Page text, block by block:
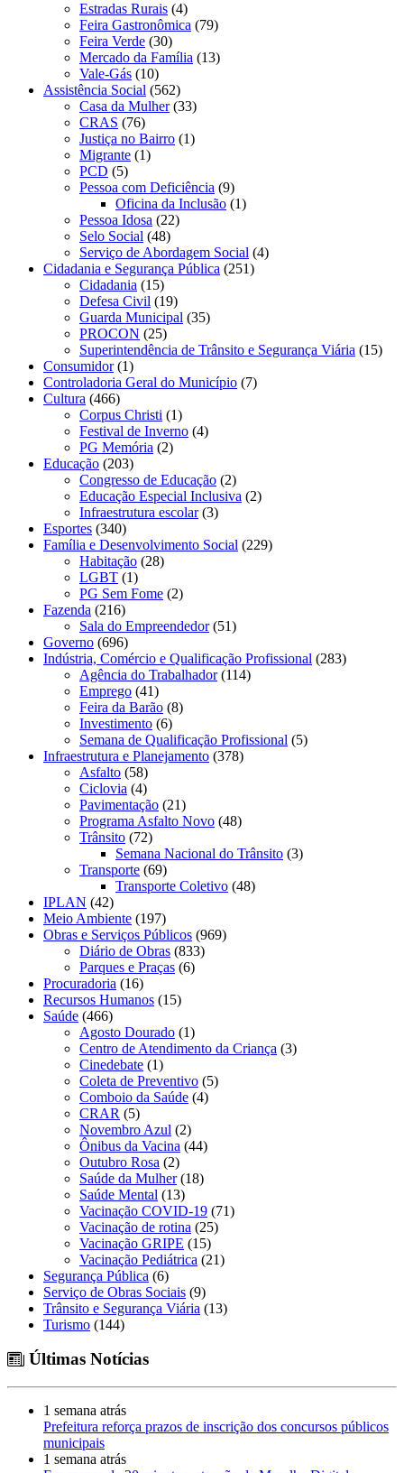
Estradas Rurais (4)
Feira Gastronômica (79)
Feira Verde (30)
Mercado da Família (13)
Vale-Gás (10)
Assistência Social (562)
Casa da Mulher(33)
CRAS (76)
Justiça no Bairro (1)
Migrante (1)
PCD (5)
Pessoa com Deficiência (9)
Oficina da Inclusão (1)
Pessoa Idosa (22)
Selo Social (48)
Serviço de Abordagem Social (4)
Cidadania e Segurança Pública (251)
Cidadania (15)
Defesa Civil (19)
Guarda Municipal (35)
PROCON (25)
Superintendência de Trânsito e Segurança Viária (15)
Consumidor(1)
Controladoria Geral do Município (7)
Cultura (466)
Corpus Christi (1)
Festival de Inverno (4)
PG Memória (2)
Educação (203)
Congresso de Educação (2)
Educação Especial Inclusiva (2)
Infraestrutura escolar(3)
Esportes (340)
Família e Desenvolvimento Social (229)
Habitação (28)
LGBT (1)
PG Sem Fome (2)
Fazenda (216)
Sala do Empreendedor(51)
Governo (696)
Indústria, Comércio e Qualificação Profissional (283)
Agência do Trabalhador(114)
Emprego (41)
Feira da Barão (8)
Investimento (6)
Semana de Qualificação Profissional (5)
Infraestrutura e Planejamento (378)
Asfalto (58)
Ciclovia (4)
Pavimentação (21)
Programa Asfalto Novo (48)
Trânsito (72)
Semana Nacional do Trânsito (3)
Transporte (69)
Transporte Coletivo (48)
IPLAN (42)
Meio Ambiente (197)
Obras e Serviços Públicos (969)
Diário de Obras (833)
Parques e Praças (6)
Procuradoria (16)
Recursos Humanos (15)
Saúde (466)
Agosto Dourado (1)
Centro de Atendimento da Criança (3)
Cinedebate (1)
Coleta de Preventivo (5)
Comboio da Saúde (4)
CRAR (5)
Novembro Azul (2)
Ônibus da Vacina (44)
Outubro Rosa (2)
Saúde da Mulher(18)
Saúde Mental (13)
Vacinação COVID-19 (71)
Vacinação de rotina (25)
Vacinação GRIPE (15)
Vacinação Pediátrica (21)
Segurança Pública (6)
Serviço de Obras Sociais (9)
Trânsito e Segurança Viária (13)
Turismo (144)
Últimas Notícias
1 semana atrás
Prefeitura reforça prazos de inscrição dos concursos públicos
municipais
1 semana atrás